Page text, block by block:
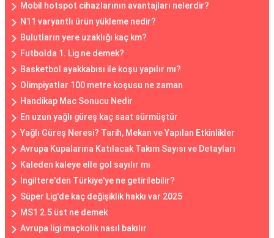
Mobil hotspot cihazlarının avantajları nelerdir?
N11 varyantlı ürün yükleme nedir?
Bulutların yere uzaklığı kaç km?
Futbolda 1. Lig ne demek?
Basketbol ayakkabısı ile koşu yapılır mı?
Olimpiyatlar 100 metre koşusu ne zaman
Handikap Mac Sonucu Nedir
En uzun yağlı güreş kaç saat sürmüştür
Yağlı Güreş Neresi? Tarih, Mekan ve Yapılan Etkinlikler
Avrupa Kupalarına Katılacak Takım Sayısı ve Detayları
Kaleden kaleye elle gol sayılır mı
İngiltere'den Türkiye'ye ne getirilebilir?
Süper Lig'de kaç değişiklik hakkı var 2025
MS1 2.5 üst ne demek
Avrupa ligi maçkolik nasıl bakılır